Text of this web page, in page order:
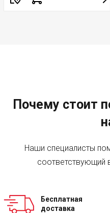
Почему стоит
Наши специалисты
соответствующий
Бесплатная
доставка